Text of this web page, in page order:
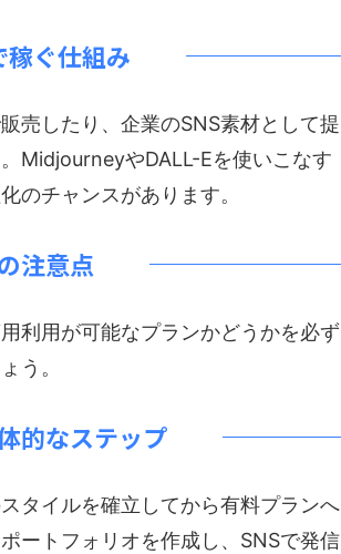
ぐ仕組み
売したり、企業のSNS素材として提
MidjourneyやDALL-Eを使いこなす
のチャンスがあります。
注意点
利用が可能なプランかどうかを必ず
う。
的なステップ
タイルを確立してから有料プランへ
ートフォリオを作成し、SNSで発信